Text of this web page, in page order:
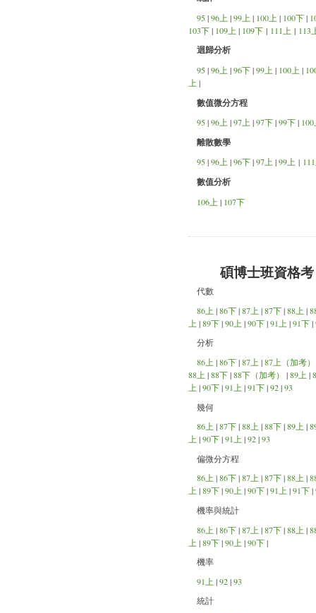
95|96上 |99上 | 100上 | 100下|
103下| 109上 | 109下 | 111上 | 113
迴歸分析
95|96上 |96下|99上 | 100上 |
上 |
數值微分方程
95|96上 |97上 |97下|99下|
離散數學
95|96上|96下|97上|99上 |
數值分析
106上 | 107下
碩博士班資格考
代數
86上 |86下|87上 |87下|88上 |
上 |89下|90上 |90下|91上 |91下|
分析
86上 |86下|87上 |87上（加考）
88上 |88下|88下（加考） |89上 |
上 |90下|91上 |91下|92|93
幾何
86上 |87下|88上 |88下|89上 |
上 |90下|91上 |92|93
偏微分方程
86上|86下|87上|87下|88上|
上|89下|90上|90下|91上|91下|
機率與統計
86上 |86下|87上 |87下|88上 |
上 |89下|90上 |90下|
機率
91上 |92|93
統計